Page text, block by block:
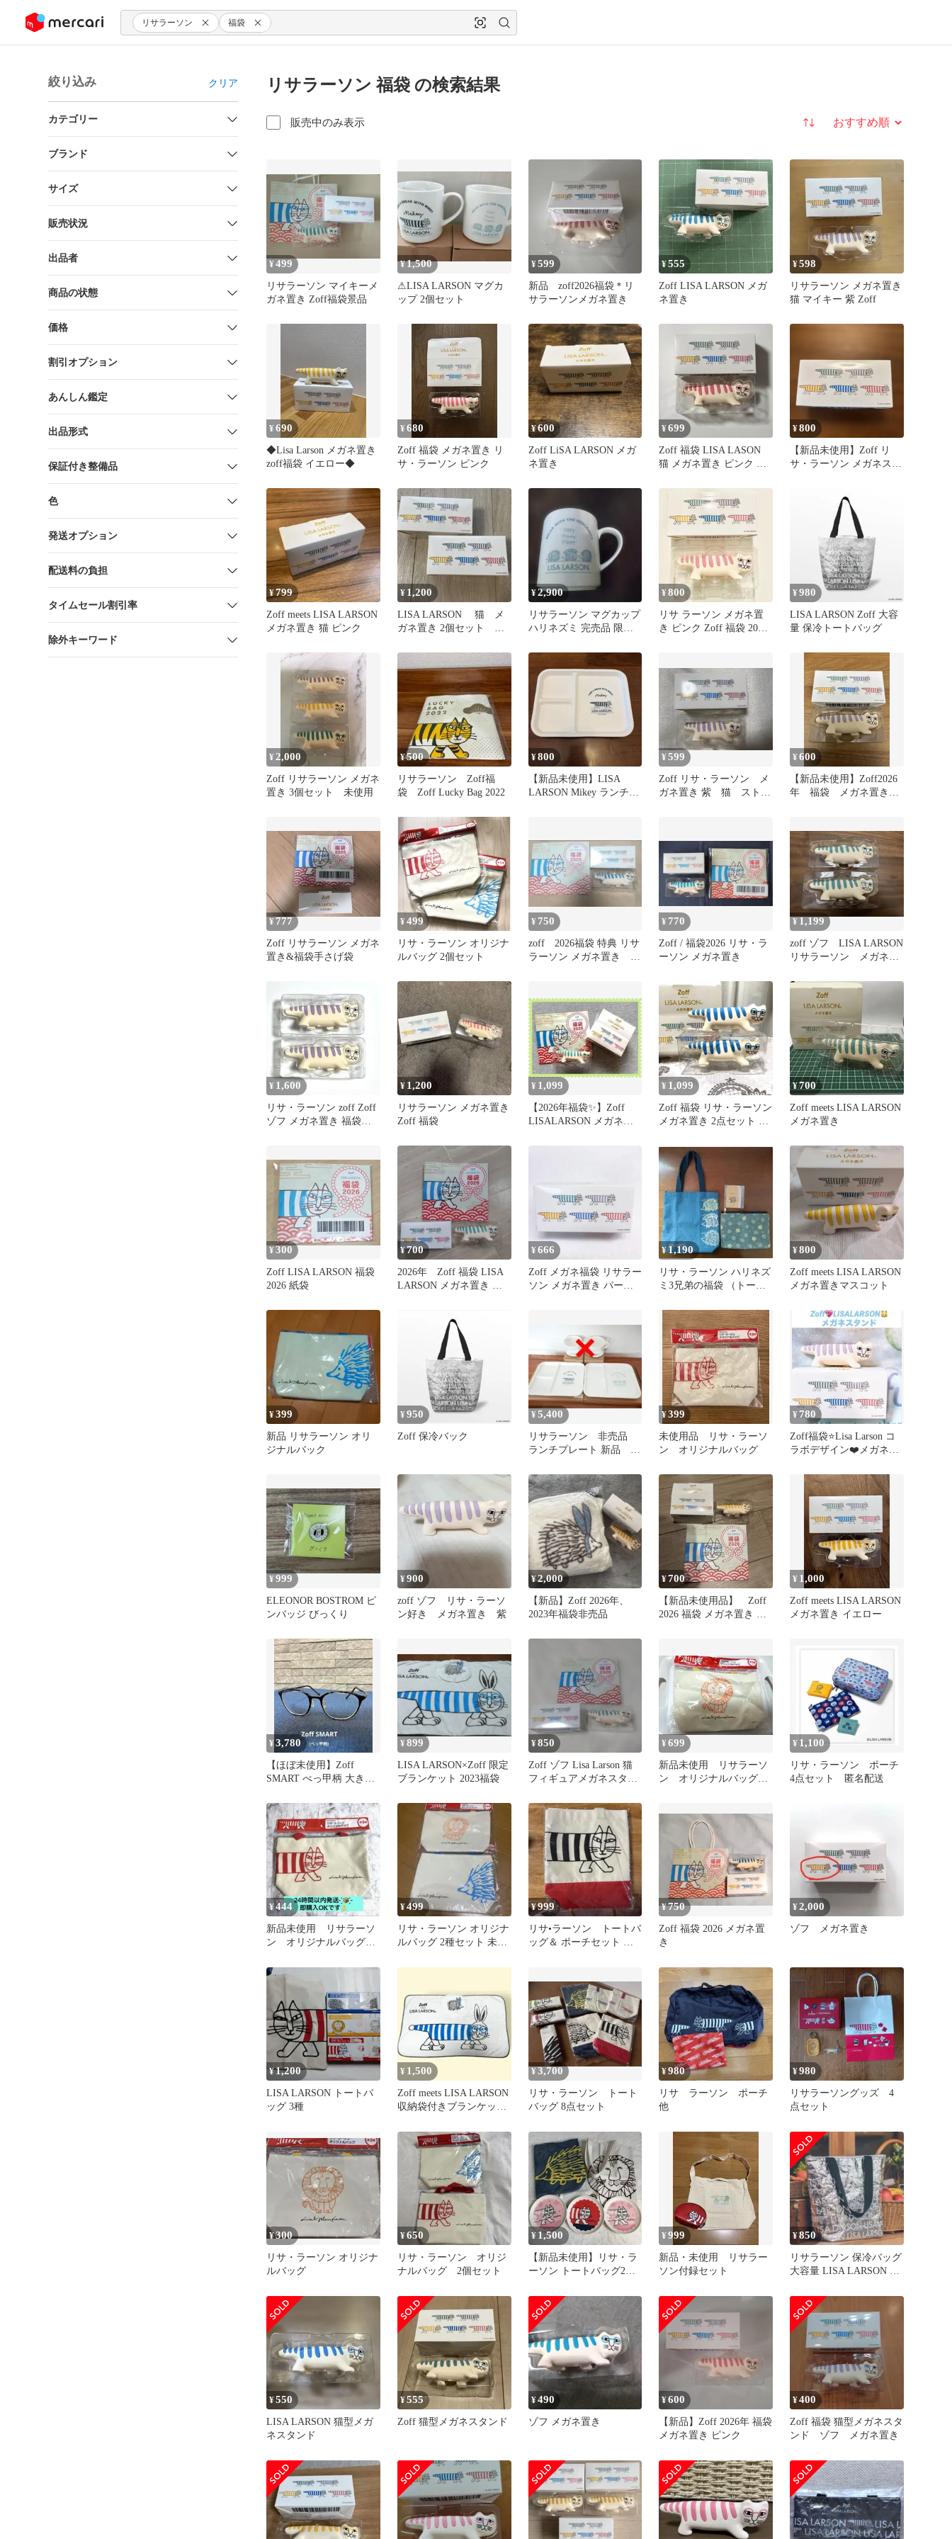
ツにスキップ リサラーソン 福袋
絞り込み クリア
カテゴリー
ブランド
サイズ
販売状況
出品者
商品の状態
価格
割引オプション
あんしん鑑定
出品形式
保証付き整備品
色
発送オプション
配送料の負担
タイムセール割引率
除外キーワード
リサラーソン 福袋 の検索結果
販売中のみ表示 並び替え
¥499
リサラーソン マイキーメ
ガネ置き Zoff福袋景品
¥1,500
⚠LISA LARSON マグカ
ップ 2個セット
¥599
新品 zoff2026福袋＊リ
サラーソンメガネ置き
¥555
Zoff LISA LARSON メガ
ネ置き
¥598
リサラーソン メガネ置き
猫 マイキー 紫 Zoff
¥690
◆Lisa Larson メガネ置き
zoff福袋 イエロー◆
¥680
Zoff 福袋 メガネ置き リ
サ・ラーソン ピンク
¥600
Zoff LiSA LARSON メガ
ネ置き
¥699
Zoff 福袋 LISA LASON
猫 メガネ置き ピンク リ
¥800
【新品未使用】Zoff リ
サ・ラーソン メガネスタ
¥799
Zoff meets LISA LARSON
メガネ置き 猫 ピンク
¥ 1,200
LISA LARSON 猫 メ
ガネ置き 2個セット
¥2,900
リサラーソン マグカップ
ハリネズミ 完売品 限定
¥800
リサ ラーソン メガネ置
き ピンク Zoff 福袋 2026
¥980
LISA LARSON Zoff 大容
量 保冷トートバッグ
¥ 2,000
Zoff リサラーソン メガネ
置き 3個セット 未使用
¥500
リサラーソン Zoff福
袋 Zoff Lucky Bag 2022
¥800
【新品未使用】LISA
LARSON Mikey ランチプ
¥599
Zoff リサ・ラーソン メ
ガネ置き 紫 猫 ストラ
¥600
【新品未使用】Zoff2026
年 福袋 メガネ置き
¥ 777
Zoff リサラーソン メガネ
置き&福袋手さげ袋
¥499
リサ・ラーソン オリジナ
ルバッグ 2個セット
¥ 750
zoff 2026福袋 特典 リサ
ラーソン メガネ置き マ
¥ 770
Zoff / 福袋2026 リサ・ラ
ーソン メガネ置き
¥ 1,199
zoff ゾフ LISA LARSON
リサラーソン メガネ置
¥ 1,600
リサ・ラーソン zoff Zoff
ゾフ メガネ置き 福袋
¥ 1,200
リサラーソン メガネ置き
Zoff 福袋
¥ 1,099
【2026年福袋✨】Zoff
LISALARSON メガネ置
¥ 1,099
Zoff 福袋 リサ・ラーソン
メガネ置き 2点セット 新
¥700
Zoff meets LISA LARSON
メガネ置き
¥300
Zoff LISA LARSON 福袋
2026 紙袋
¥700
2026年 Zoff 福袋 LISA
LARSON メガネ置き ブ
¥666
Zoff メガネ福袋 リサラー
ソン メガネ置き パープ
¥1,190
リサ・ラーソン ハリネズ
ミ3兄弟の福袋 （トート
¥800
Zoff meets LISA LARSON
メガネ置きマスコット
¥399
新品 リサラーソン オリ
ジナルバック
¥950
Zoff 保冷バック
¥5,400
リサラーソン 非売品
ランチプレート 新品 未
¥399
未使用品 リサ・ラーソ
ン オリジナルバッグ
¥ 780
Zoff福袋⭐️Lisa Larson コ
ラボデザイン❤️メガネ置
¥999
ELEONOR BOSTROM ピ
ンバッジ びっくり
¥900
zoff ゾフ リサ・ラーソ
ン好き メガネ置き 紫
¥2,000
【新品】Zoff 2026年、
2023年福袋非売品
¥700
【新品未使用品】 Zoff
2026 福袋 メガネ置き 黄
¥ 1,000
Zoff meets LISA LARSON
メガネ置き イエロー
¥3,780
【ほぼ未使用】Zoff
SMART べっ甲柄 大きめ
¥899
LISA LARSON×Zoff 限定
ブランケット 2023福袋
¥850
Zoff ゾフ Lisa Larson 猫
フィギュアメガネスタン
¥699
新品未使用 リサラーソ
ン オリジナルバッグ
¥ 1,100
リサ・ラーソン ポーチ
4点セット 匿名配送
¥444
新品未使用 リサラーソ
ン オリジナルバッグ
¥499
リサ・ラーソン オリジナ
ルバッグ 2種セット 未使
¥999
リサ•ラーソン トートバ
ッグ＆ ポーチセット 非
¥750
Zoff 福袋 2026 メガネ置
き
¥2,000
ゾフ メガネ置き
¥1,200
LISA LARSON トートバ
ッグ 3種
¥ 1,500
Zoff meets LISA LARSON
収納袋付きブランケッ
¥3,700
リサ・ラーソン トート
バッグ 8点セット
¥980
リサ ラーソン ポーチ
他
¥980
リサラーソングッズ 4
点セット
¥300
リサ・ラーソン オリジナ
ルバッグ
¥650
リサ・ラーソン オリジ
ナルバッグ 2個セット
¥ 1,500
【新品未使用】リサ・ラ
ーソン トートバッグ2
売り
¥999
新品・未使用 リサラー
ソン付録セット
¥850
リサラーソン 保冷バッグ
大容量 LISA LARSON 新
¥550
LISA LARSON 猫型メガ
ネスタンド
¥555
Zoff 猫型メガネスタンド
¥490
ゾフ メガネ置き
¥600
【新品】Zoff 2026年 福袋
メガネ置き ピンク
¥400
Zoff 福袋 猫型メガネスタ
ンド ゾフ メガネ置き